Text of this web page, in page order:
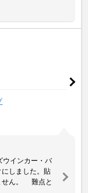
ウインカー・バ
しました。貼
せん。 難点と